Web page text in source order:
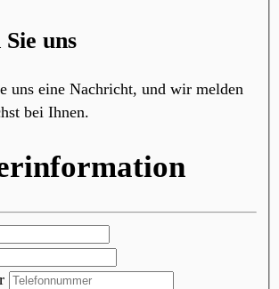
uns
uns eine Nachricht, und wir melden
bei Ihnen.